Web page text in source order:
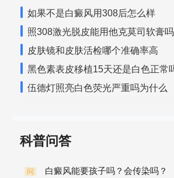
如果不是白癜风用308后怎么样
照308激光脱皮能用他克莫司软膏吗
皮肤镜和皮肤活检哪个准确率高
黑色素表皮移植15天还是白色正常
伍德灯照亮白色荧光严重吗为什么
科普问答
问 白癜风能要孩子吗？会传染吗？